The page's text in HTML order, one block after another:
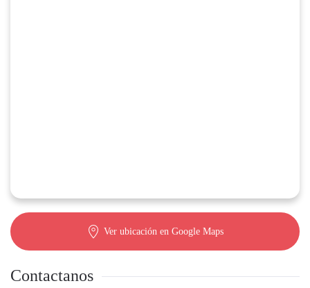
Ver ubicación en Google Maps
Contactanos